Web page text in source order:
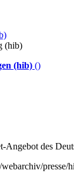
(hib)
(hib) ()
Angebot des
presse/